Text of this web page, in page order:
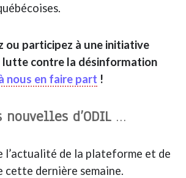
ou participez à une initiative
lutte contre la désinformation
nous en faire part !
d’ODIL…
l’actualité de la plateforme et de
cette dernière semaine.­­­